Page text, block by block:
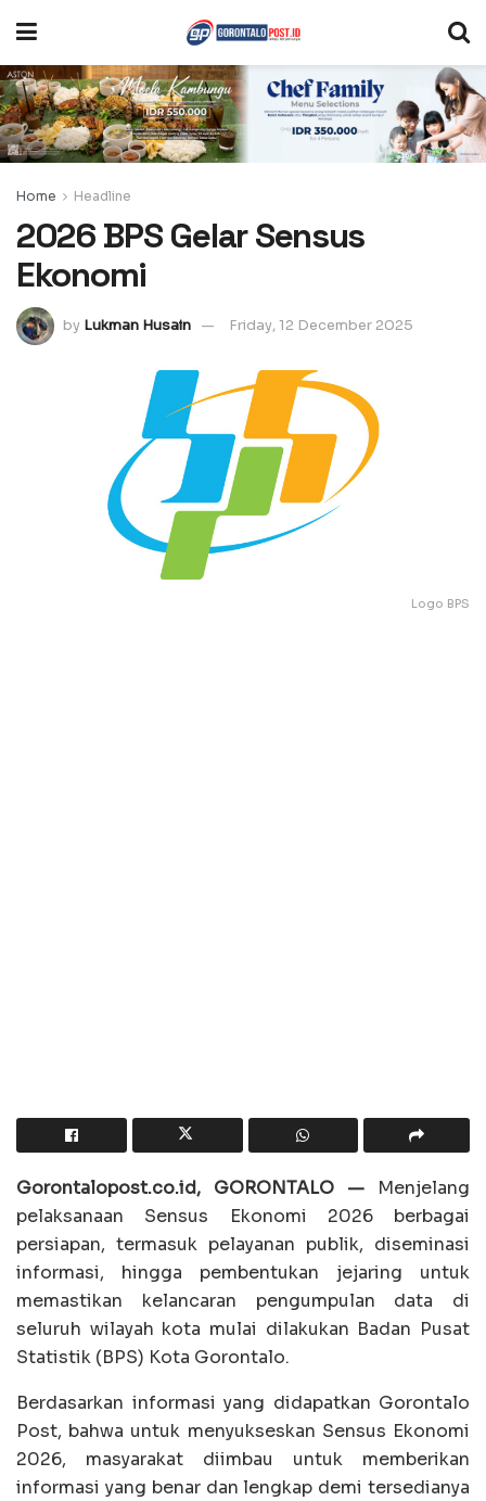
Home Headline
2026 BPS Gelar Sensus
Ekonomi
by Lukman Husain Friday, 12 December 2025
Logo BPS
Gorontalopost.co.id, GORONTALO — Menjelang
pelaksanaan Sensus Ekonomi 2026 berbagai
persiapan, termasuk pelayanan publik, diseminasi
informasi, hingga pembentukan jejaring untuk
memastikan kelancaran pengumpulan data di
seluruh wilayah kota mulai dilakukan Badan Pusat
Statistik (BPS) Kota Gorontalo.
Berdasarkan informasi yang didapatkan Gorontalo
Post, bahwa untuk menyukseskan Sensus Ekonomi
2026, masyarakat diimbau untuk memberikan
informasi yang benar dan lengkap demi tersedianya